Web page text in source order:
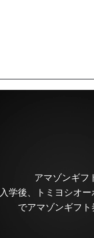
アマゾンギフ
入学後、トミヨシオ
でアマゾンギフ